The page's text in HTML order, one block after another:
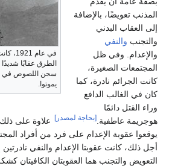
في عام
الطرق عقابًا
سجن اللصوص في
يموتوا.
المذنب تعويضًا، بالإضافة
إلى العقاب البدني
والتجنب والنفي
والإعدام. وفي ظل
المجتمعات الصغيرة،
كانت الجرائم نادرة، كما
كان في الغالب الدافع
وراء القتل دائمًا
هوجريمة عاطفية. [بحاجة لمصدر] علاوة على
يوقعوا عقوبة الإعدام على فرد من أفراد
أجل ذلك، كانت عقوبتا الإعدام والنفي
التعويض والتجنب هما العقوبتان الكافيتان